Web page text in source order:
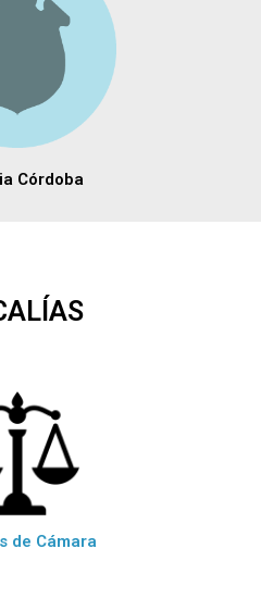
Córdoba
de Cámara